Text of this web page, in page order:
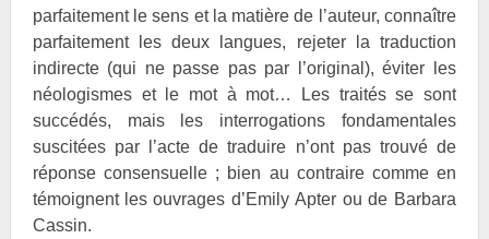
parfaitement le sens et la matière de l’auteur, connaître
parfaitement les deux langues, rejeter la traduction
indirecte (qui ne passe pas par l’original), éviter les
néologismes et le mot à mot… Les traités se sont
succédés, mais les interrogations fondamentales
suscitées par l’acte de traduire n’ont pas trouvé de
réponse consensuelle ; bien au contraire comme en
témoignent les ouvrages d’Emily Apter ou de Barbara
Cassin.